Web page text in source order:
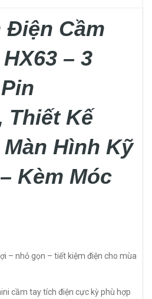
Điện Cầm
– 3
Thiết Kế
Hình Kỹ
Kèm Móc
– nhỏ gọn – tiết kiệm điện cho mùa
cầm tay tích điện cực kỳ phù hợp